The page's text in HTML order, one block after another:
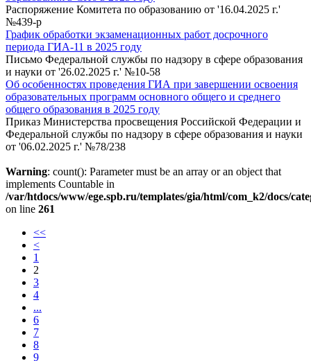
Распоряжение Комитета по образованию от '16.04.2025 г.'
№439-р
График обработки экзаменационных работ досрочного
периода ГИА-11 в 2025 году
Письмо Федеральной службы по надзору в сфере образования
и науки от '26.02.2025 г.' №10-58
Об особенностях проведения ГИА при завершении освоения
образовательных программ основного общего и среднего
общего образования в 2025 году
Приказ Министерства просвещения Российской Федерации и
Федеральной службы по надзору в сфере образования и науки
от '06.02.2025 г.' №78/238
Warning: count(): Parameter must be an array or an object that
implements Countable in
/var/htdocs/www/ege.spb.ru/templates/gia/html/com_k2/docs/
on line 261
<<
<
1
2
3
4
...
6
7
8
9